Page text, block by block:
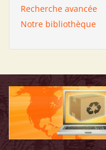
Recherche avancée
Notre bibliothèque